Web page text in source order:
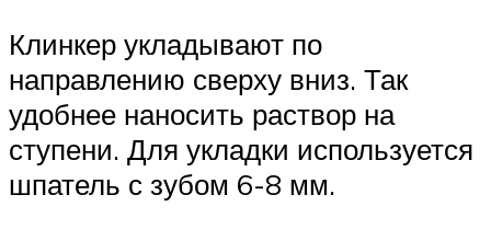
Клинкер укладывают по
направлению сверху вниз. Так
удобнее наносить раствор на
ступени. Для укладки используется
шпатель с зубом 6-8 мм.